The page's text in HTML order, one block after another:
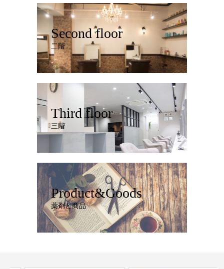
Second floor
二階
Third floor
三階
Product&Goods
薬剤と商品